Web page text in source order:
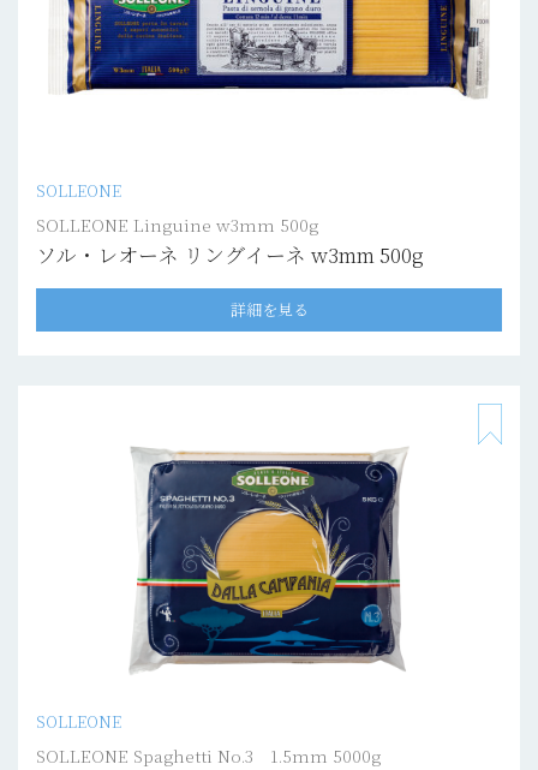
SOLLEONE
SOLLEONE Linguine w3mm 500g
ソル・レオーネ リングイーネ w3mm 500g
詳細を見る
SOLLEONE
SOLLEONE Spaghetti No.3 1.5mm 5000g